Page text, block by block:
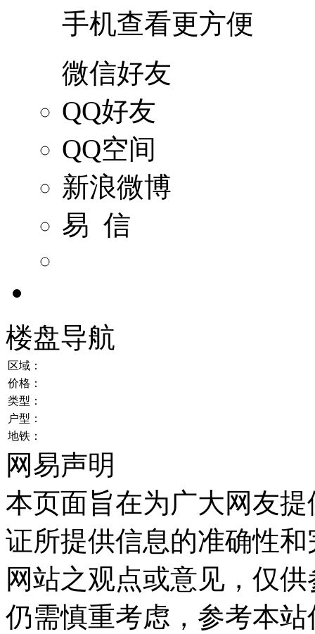
手机查看更方便
微信好友
QQ好友
QQ空间
新浪微博
易 信
楼盘导航
区域：
价格：
类型：
户型：
地铁：
网易声明
本页面旨在为广大网友
证所提供信息的准确性
网站之观点或意见，仅
仍需慎重考虑，参考本